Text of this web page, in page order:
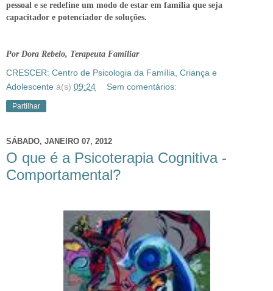
pessoal e se redefine um modo de estar em família que seja
capacitador e potenciador de soluções.
Por Dora Rebelo, Terapeuta Familiar
CRESCER: Centro de Psicologia da Família, Criança e
Adolescente à(s) 09:24 Sem comentários:
Partilhar
SÁBADO, JANEIRO 07, 2012
O que é a Psicoterapia Cognitiva -
Comportamental?